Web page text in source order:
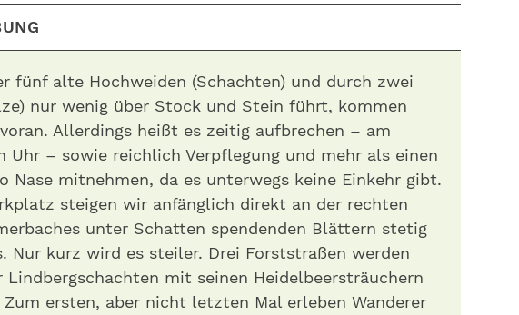
fünf alte Hochweiden (Schachten) und durch zwei
nur wenig über Stock und Stein führt, kommen
Allerdings heißt es zeitig aufbrechen – am
Uhr – sowie reichlich Verpflegung und mehr als einen
Nase mitnehmen, da es unterwegs keine Einkehr gibt.
steigen wir anfänglich direkt an der rechten
unter Schatten spendenden Blättern stetig
Nur kurz wird es steiler. Drei Forststraßen werden
Lindbergschachten mit seinen Heidelbeersträuchern
ersten, aber nicht letzten Mal erleben Wanderer